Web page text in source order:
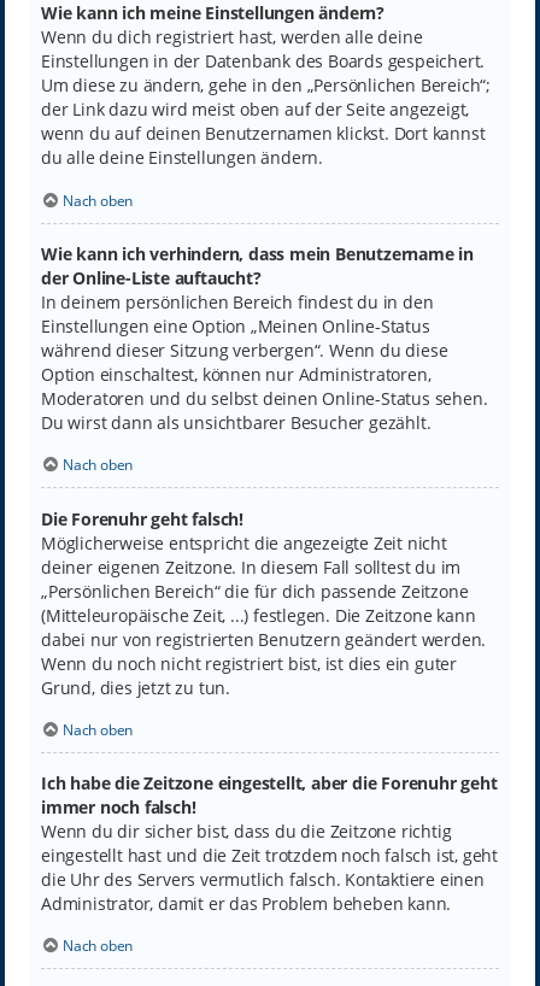
Wie kann ich meine Einstellungen ändern?
Wenn du dich registriert hast, werden alle deine
Einstellungen in der Datenbank des Boards gespeichert.
Um diese zu ändern, gehe in den „Persönlichen Bereich“;
der Link dazu wird meist oben auf der Seite angezeigt,
wenn du auf deinen Benutzernamen klickst. Dort kannst
du alle deine Einstellungen ändern.
Nach oben
Wie kann ich verhindern, dass mein Benutzername in
der Online-Liste auftaucht?
In deinem persönlichen Bereich findest du in den
Einstellungen eine Option „Meinen Online-Status
während dieser Sitzung verbergen“. Wenn du diese
Option einschaltest, können nur Administratoren,
Moderatoren und du selbst deinen Online-Status sehen.
Du wirst dann als unsichtbarer Besucher gezählt.
Nach oben
Die Forenuhr geht falsch!
Möglicherweise entspricht die angezeigte Zeit nicht
deiner eigenen Zeitzone. In diesem Fall solltest du im
„Persönlichen Bereich“ die für dich passende Zeitzone
(Mitteleuropäische Zeit, ...) festlegen. Die Zeitzone kann
dabei nur von registrierten Benutzern geändert werden.
Wenn du noch nicht registriert bist, ist dies ein guter
Grund, dies jetzt zu tun.
Nach oben
Ich habe die Zeitzone eingestellt, aber die Forenuhr geht
immer noch falsch!
Wenn du dir sicher bist, dass du die Zeitzone richtig
eingestellt hast und die Zeit trotzdem noch falsch ist, geht
die Uhr des Servers vermutlich falsch. Kontaktiere einen
Administrator, damit er das Problem beheben kann.
Nach oben